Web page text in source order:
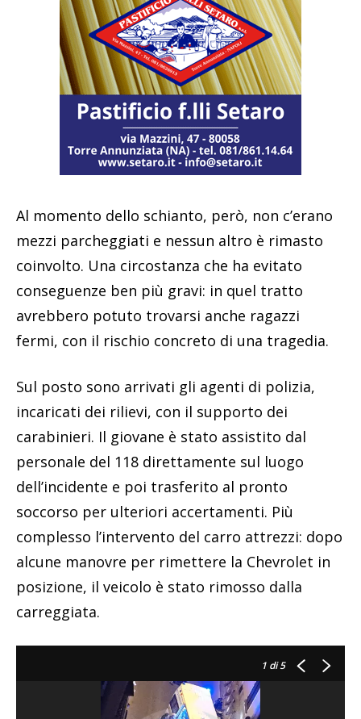
Al momento dello schianto, però, non c’erano
mezzi parcheggiati e nessun altro è rimasto
coinvolto. Una circostanza che ha evitato
conseguenze ben più gravi: in quel tratto
avrebbero potuto trovarsi anche ragazzi
fermi, con il rischio concreto di una tragedia.
Sul posto sono arrivati gli agenti di polizia,
incaricati dei rilievi, con il supporto dei
carabinieri. Il giovane è stato assistito dal
personale del 118 direttamente sul luogo
dell’incidente e poi trasferito al pronto
soccorso per ulteriori accertamenti. Più
complesso l’intervento del carro attrezzi: dopo
alcune manovre per rimettere la Chevrolet in
posizione, il veicolo è stato rimosso dalla
carreggiata.
1 di 5